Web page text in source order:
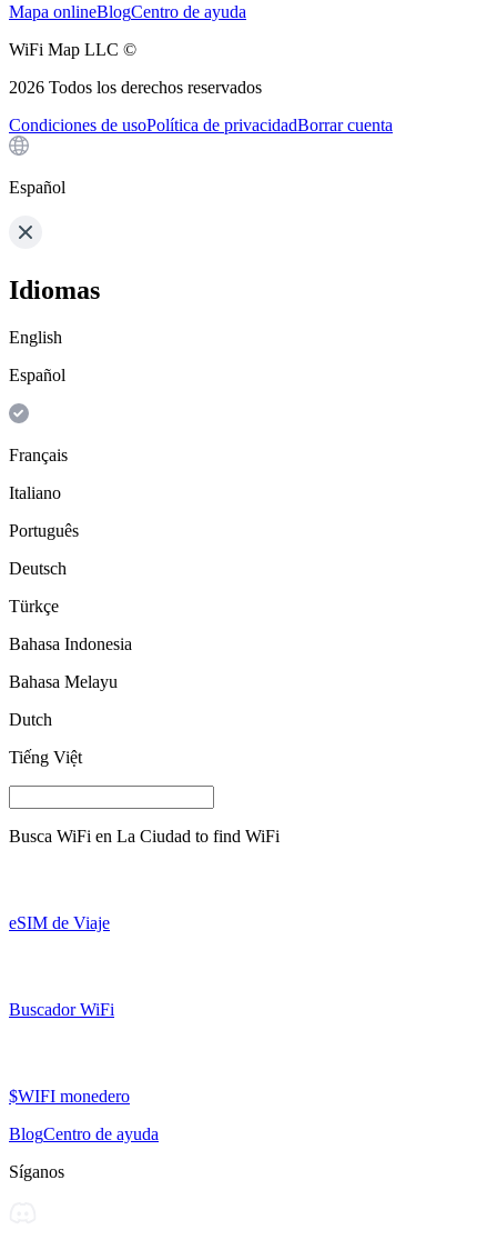
Mapa onlineBlogCentro de ayuda
WiFi Map LLC ©
2026 Todos los derechos reservados
Condiciones de usoPolítica de privacidadBorrar cuenta
Español
Idiomas
English
Español
Français
Italiano
Português
Deutsch
Türkçe
Bahasa Indonesia
Bahasa Melayu
Dutch
Tiếng Việt
Busca WiFi en La Ciudad to find WiFi
eSIM de Viaje
Buscador WiFi
$WIFI monedero
BlogCentro de ayuda
Síganos